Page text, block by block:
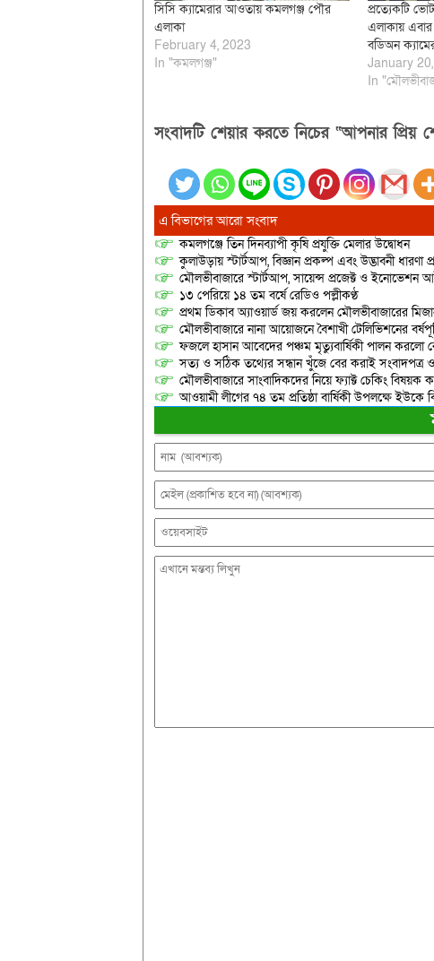
সিসি ক্যামেরার আওতায় কমলগঞ্জ পৌর
এলাকা
February 4, 2023
In "কমলগঞ্জ"
প্রত্যেকটি
এলাকায়
বডিঅন
January
In
সংবাদটি শেয়ার করতে নিচের “আপনার প্রিয়
এ বিভাগের আরো সংবাদ
কমলগঞ্জে তিন দিনব্যাপী কৃষি প্রযুক্তি মেলার উদ্বোধন
কুলাউড়ায় স্টার্টআপ, বিজ্ঞান প্রকল্প এবং উদ্ভাবনী ধারণা
মৌলভীবাজারে স্টার্টআপ, সায়েন্স প্রজেক্ট ও ইনোভেশন
১৩ পেরিয়ে ১৪ তম বর্ষে রেডিও পল্লীকণ্ঠ
প্রথম ডিকাব অ্যাওয়ার্ড জয় করলেন মৌলভীবাজারের
মৌলভীবাজারে নানা আয়োজনে বৈশাখী টেলিভিশনের
ফজলে হাসান আবেদের পঞ্চম মৃত্যুবার্ষিকী পালন করলো
সত্য ও সঠিক তথ্যের সন্ধান খুঁজে বের করাই সংবাদপত্র
মৌলভীবাজারে সাংবাদিকদের নিয়ে ফ্যাক্ট চেকিং বিষয়ক
আওয়ামী লীগের ৭৪ তম প্রতিষ্ঠা বার্ষিকী উপলক্ষে ইউকে